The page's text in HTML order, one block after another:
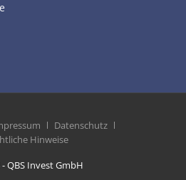
Datenschutz
Hinweise
QBS Invest GmbH